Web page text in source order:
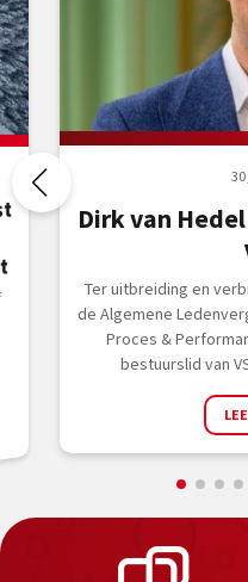
Dirk van
Ter uitbreiding en
de Algemene
Proces &
bestuurslid van